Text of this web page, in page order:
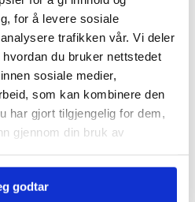
for å levere sosiale
trafikken vår. Vi deler
du bruker nettstedet
sosiale medier,
som kan kombinere den
har gjort tilgjengelig for dem,
gjennom din bruk av
godtar
støv